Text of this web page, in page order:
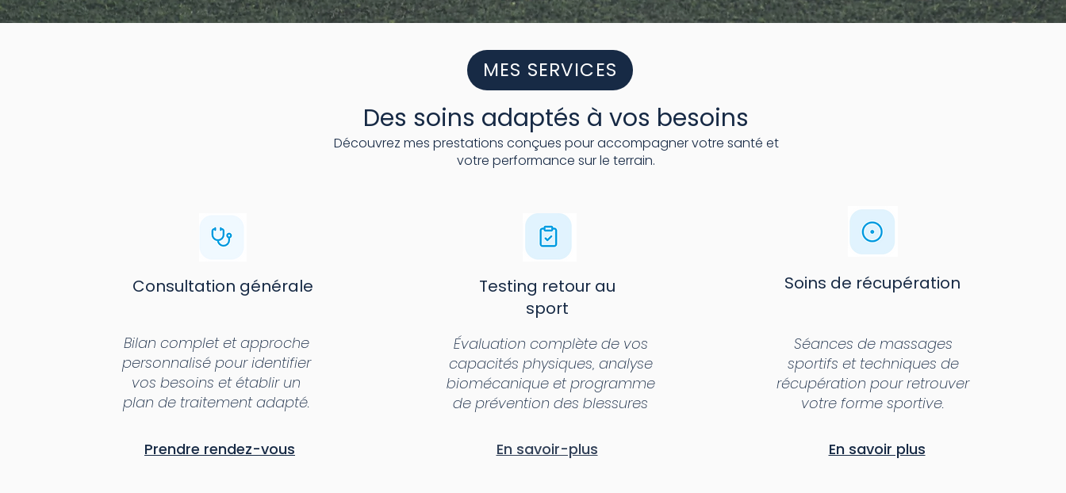
MES SERVICES
Des soins adaptés à vos besoins
Découvrez mes prestations conçues pour accompagner votre santé et
votre performance sur le terrain.
Consultation générale
Bilan complet et approche
personnalisé pour identifier
vos besoins et établir un
plan de traitement adapté.
Prendre rendez-vous
Testing retour au
sport
Évaluation complète de vos
capacités physiques, analyse
biomécanique et programme
de prévention des blessures
En savoir-plus
Soins de récupération
Séances de massages
sportifs et techniques de
récupération pour retrouver
votre forme sportive.
En savoir plus